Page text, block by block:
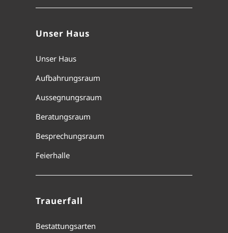
Unser Haus
Unser Haus
Aufbahrungsraum
Aussegnungsraum
Beratungsraum
Besprechungsraum
Feierhalle
Trauerfall
Bestattungsarten